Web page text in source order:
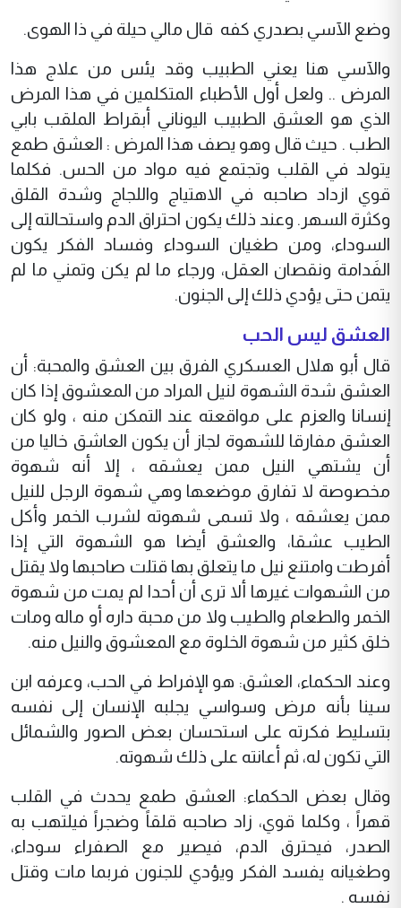
وضع الآسي بصدري كفه قال مالي حيلة في ذا الهوى.
والآسي هنا يعني الطبيب وقد يئس من علاج هذا
المرض .. ولعل أول الأطباء المتكلمين في هذا المرض
الذي هو العشق الطبيب اليوناني أبقراط الملقب بابي
الطب . حيث قال وهو يصف هذا المرض : العشق طمع
يتولد في القلب وتجتمع فيه مواد من الحس. فكلما
قوي ازداد صاحبه في الاهتياج واللجاج وشدة القلق
وكثرة السهر. وعند ذلك يكون احتراق الدم واستحالته إلى
السوداء، ومن طغيان السوداء وفساد الفكر يكون
الفَدامة ونقصان العقل، ورجاء ما لم يكن وتمني ما لم
يتمن حتى يؤدي ذلك إلى الجنون.
العشق ليس الحب
قال أبو هلال العسكري الفرق بين العشق والمحبة: أن
العشق شدة الشهوة لنيل المراد من المعشوق إذا كان
إنسانا والعزم على مواقعته عند التمكن منه ، ولو كان
العشق مفارقا للشهوة لجاز أن يكون العاشق خاليا من
أن يشتهي النيل ممن يعشقه ، إلا أنه شهوة
مخصوصة لا تفارق موضعها وهي شهوة الرجل للنيل
ممن يعشقه ، ولا تسمى شهوته لشرب الخمر وأكل
الطيب عشقا، والعشق أيضا هو الشهوة التي إذا
أفرطت وامتنع نيل ما يتعلق بها قتلت صاحبها ولا يقتل
من الشهوات غيرها ألا ترى أن أحدا لم يمت من شهوة
الخمر والطعام والطيب ولا من محبة داره أو ماله ومات
خلق كثير من شهوة الخلوة مع المعشوق والنيل منه.
وعند الحكماء، العشق: هو الإفراط في الحب، وعرفه ابن
سينا بأنه مرض وسواسي يجلبه الإنسان إلى نفسه
بتسليط فكرته على استحسان بعض الصور والشمائل
التي تكون له، ثم أعانته على ذلك شهوته.
وقال بعض الحكماء: العشق طمع يحدث في القلب
قهراً ، وكلما قوي، زاد صاحبه قلقاً وضجراً فيلتهب به
الصدر، فيحترق الدم، فيصير مع الصفراء سوداء،
وطغيانه يفسد الفكر ويؤدي للجنون فربما مات وقتل
نفسه .